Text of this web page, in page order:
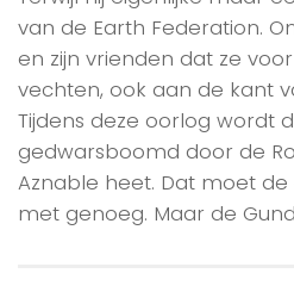
van de Earth Federation.
en zijn vrienden dat ze
vechten, ook aan de kant
Tijdens deze oorlog wordt
gedwarsboomd door de
Aznable heet. Dat moet
met genoeg. Maar de